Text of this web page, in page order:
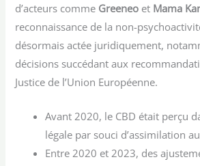
d’acteurs comme Greeneo et Mama
reconnaissance de la non-
désormais actée juridiquement,
décisions succédant aux
Justice de l’Union Européenne.
Avant 2020, le CBD était perçu
légale par souci d’assimilation
Entre 2020 et 2023, des